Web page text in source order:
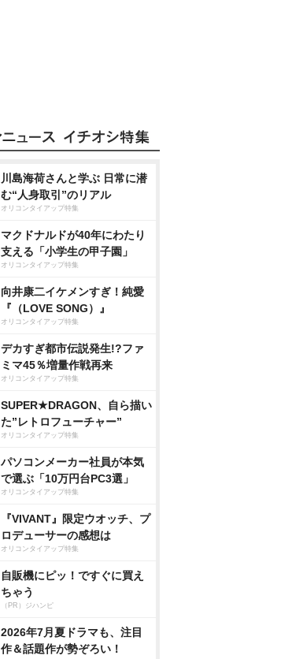
川島海荷さんと学ぶ 日常に潜
む“人身取引”のリアル
オリコンタイアップ特集
マクドナルドが40年にわたり
支える「小学生の甲子園」
オリコンタイアップ特集
向井康二イケメンすぎ！純愛
『（LOVE SONG）』
オリコンタイアップ特集
デカすぎ都市伝説発生!?ファ
ミマ45％増量作戦再来
オリコンタイアップ特集
SUPER★DRAGON、自ら描い
た”レトロフューチャー”
オリコンタイアップ特集
パソコンメーカー社員が本気
で選ぶ「10万円台PC3選」
オリコンタイアップ特集
『VIVANT』限定ウオッチ、プ
ロデューサーの感想は
オリコンタイアップ特集
自販機にピッ！ですぐに買え
ちゃう
（PR）ジハンピ
2026年7月夏ドラマも、注目
作＆話題作が勢ぞろい！